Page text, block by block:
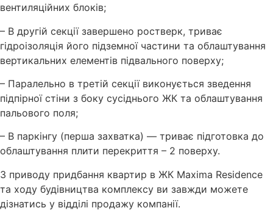
вентиляційних блоків;
– В другій секції завершено ростверк, триває
гідроізоляція його підземної частини та облаштування
вертикальних елементів підвального поверху;
– Паралельно в третій секції виконується зведення
підпірної стіни з боку сусіднього ЖК та облаштування
пальового поля;
– В паркінгу (перша захватка) — триває підготовка до
облаштування плити перекриття – 2 поверху.
З приводу придбання квартир в ЖК Maxima Residence
та ходу будівництва комплексу ви завжди можете
дізнатись у відділі продажу компанії.